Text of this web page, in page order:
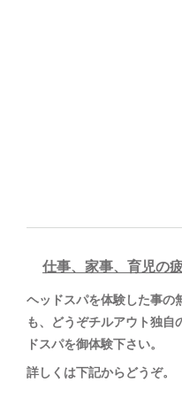
仕事、家事、育児の
ヘッドスパを体験した事の
も、どうぞチルアウト独自
ドスパを御体験下さい。
詳しくは下記からどうぞ。